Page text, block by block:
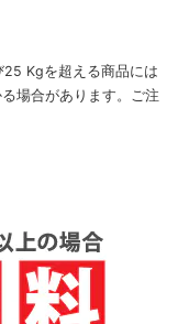
Kgを超える商品には
場合があります。 ご注